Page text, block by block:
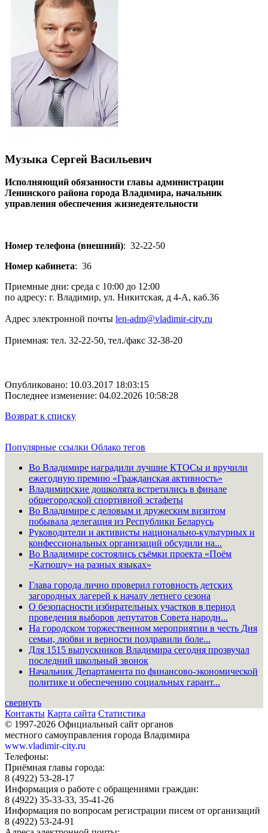
Музыка Сергей Васильевич
Исполняющий обязанности главы администрации
Ленинского района города Владимира, начальник
управления обеспечения жизнедеятельности
Номер телефона (внешний): 32-22-50
Номер кабинета: 36
Приемные дни: среда с 10:00 до 12:00
по адресу: г. Владимир, ул. Никитская, д 4-А, каб.36
Адрес электронной почты len-adm@vladimir-city.ru
Приемная: тел. 32-22-50, тел./факс 32-38-20
Опубликовано: 10.03.2017 18:03:15
Последнее изменение: 04.02.2026 10:58:28
Возврат к списку
Популярные ссылки Облако тегов
Во Владимире наградили лучшие КТОСы и вручили
ежегодную премию «Гражданская активность»
Владимирские дошколята встретились в финале
общегородской спортивной эстафеты
Во Владимире с деловым и дружеским визитом
побывала делегация из Республики Беларусь
Руководители и активисты национально-культурных и
конфессиональных организаций обсудили на...
Во Владимире состоялись съёмки проекта «Поём
«Катюшу» на разных языках»
Глава города лично проверил готовность детских
загородных лагерей к началу летнего сезона
О безопасности избирательных участков в период
проведения выборов депутатов Совета народн...
На городском торжественном мероприятии в честь Дня
семьи, любви и верности поздравили боле...
Для 1515 выпускников Владимира сегодня прозвучал
последний школьный звонок
Начальник Департамента по финансово-экономической
политике и обеспечению социальных гарант...
свернуть
Контакты Карта сайта Статистика
© 1997-2026 Официальный сайт органов
местного самоуправления города Владимира
www.vladimir-city.ru
Телефоны:
Приёмная главы города:
8 (4922) 53-28-17
Информация о работе с обращениями граждан:
8 (4922) 35-33-33, 35-41-26
Информация по вопросам регистрации писем от организаций
8 (4922) 53-24-91